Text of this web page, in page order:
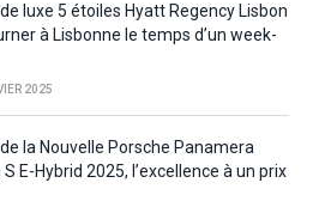
luxe 5 étoiles Hyatt Regency Lisbon
à Lisbonne le temps d’un week-
2025
de la Nouvelle Porsche Panamera
E-Hybrid 2025, l’excellence à un prix